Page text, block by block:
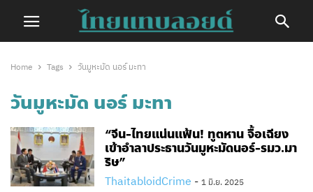
Home Tags วันมูหะมัด นอร์ มะทา
วันมูหะมัด นอร์ มะทา
“จีน-ไทยแน่นแฟ้น! ทูตหาน จื้อเฉียง
เข้าอำลาประธานวันมูหะมัดนอร์-รมว.มา
ริษ”
ThaitabloidCrime - 1 มิ.ย. 2025